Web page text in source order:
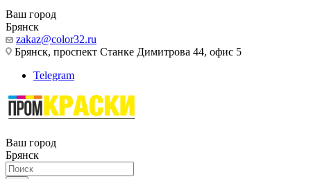
Ваш город
Брянск
zakaz@color32.ru
Брянск, проспект Станке Димитрова 44, офис 5
Telegram
Ваш город
Брянск